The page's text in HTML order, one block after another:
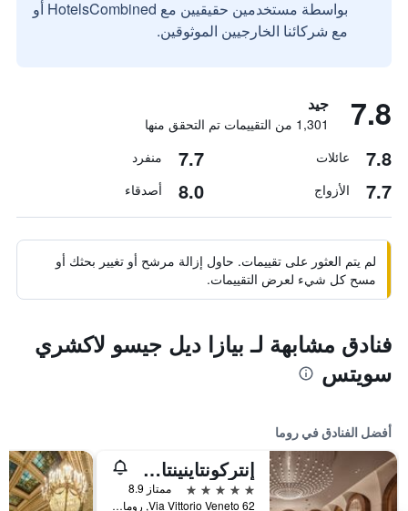
بواسطة مستخدمين حقيقيين مع HotelsCombined أو
مع شركائنا الخارجيين الموثوقين.
7.8 جيد
1,301 من التقييمات تم التحقق منها
7.8 عائلات 7.7 منفرد
7.7 الأزواج 8.0 أصدقاء
لم يتم العثور على تقييمات. حاول إزالة مرشح أو تغيير بحثك أو
مسح كل شيء لعرض التقييمات.
فنادق مشابهة لـ بيازا ديل جيسو لاكشري
سويتس
أفضل الفنادق في روما
إنتركونتاينينتال روم أمباسشياتوري بالاس باي آيتش جي
5 نجوم
ممتاز 8.9
Via Vittorio Veneto 62, روما, إيطاليا